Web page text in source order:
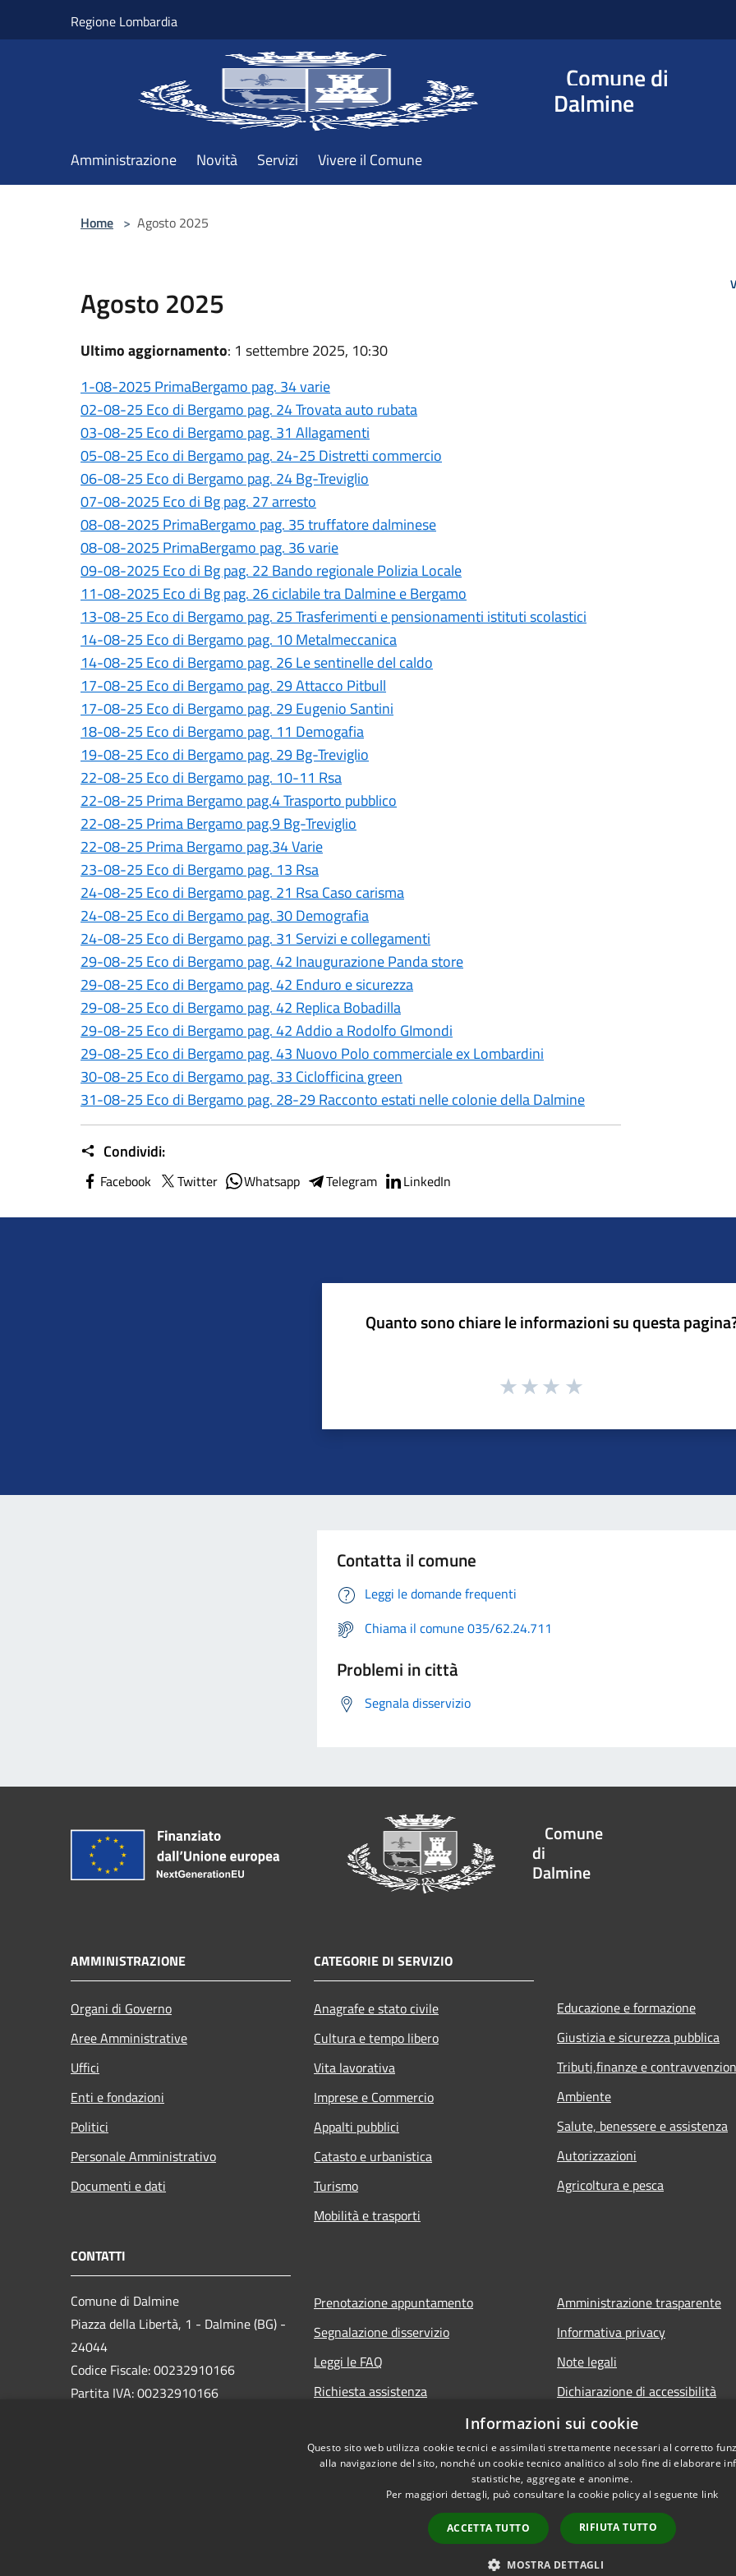
Regione Lombardia
Comune di
Dalmine
Amministrazione Novità Servizi Vivere il Comune
Home > Agosto 2025
Agosto 2025
Ultimo aggiornamento: 1 settembre 2025, 10:30
1-08-2025 PrimaBergamo pag. 34 varie
02-08-25 Eco di Bergamo pag. 24 Trovata auto rubata
03-08-25 Eco di Bergamo pag. 31 Allagamenti
05-08-25 Eco di Bergamo pag. 24-25 Distretti commercio
06-08-25 Eco di Bergamo pag. 24 Bg-Treviglio
07-08-2025 Eco di Bg pag. 27 arresto
08-08-2025 PrimaBergamo pag. 35 truffatore dalminese
08-08-2025 PrimaBergamo pag. 36 varie
09-08-2025 Eco di Bg pag. 22 Bando regionale Polizia Locale
11-08-2025 Eco di Bg pag. 26 ciclabile tra Dalmine e Bergamo
13-08-25 Eco di Bergamo pag. 25 Trasferimenti e pensionamenti istituti scolastici
14-08-25 Eco di Bergamo pag. 10 Metalmeccanica
14-08-25 Eco di Bergamo pag. 26 Le sentinelle del caldo
17-08-25 Eco di Bergamo pag. 29 Attacco Pitbull
17-08-25 Eco di Bergamo pag. 29 Eugenio Santini
18-08-25 Eco di Bergamo pag. 11 Demogafia
19-08-25 Eco di Bergamo pag. 29 Bg-Treviglio
22-08-25 Eco di Bergamo pag. 10-11 Rsa
22-08-25 Prima Bergamo pag.4 Trasporto pubblico
22-08-25 Prima Bergamo pag.9 Bg-Treviglio
22-08-25 Prima Bergamo pag.34 Varie
23-08-25 Eco di Bergamo pag. 13 Rsa
24-08-25 Eco di Bergamo pag. 21 Rsa Caso carisma
24-08-25 Eco di Bergamo pag. 30 Demografia
24-08-25 Eco di Bergamo pag. 31 Servizi e collegamenti
29-08-25 Eco di Bergamo pag. 42 Inaugurazione Panda store
29-08-25 Eco di Bergamo pag. 42 Enduro e sicurezza
29-08-25 Eco di Bergamo pag. 42 Replica Bobadilla
29-08-25 Eco di Bergamo pag. 42 Addio a Rodolfo GImondi
29-08-25 Eco di Bergamo pag. 43 Nuovo Polo commerciale ex Lombardini
30-08-25 Eco di Bergamo pag. 33 Ciclofficina green
31-08-25 Eco di Bergamo pag. 28-29 Racconto estati nelle colonie della Dalmine
Condividi:
Facebook Twitter Whatsapp Telegram LinkedIn
Quanto sono chiare le informazioni su questa
Contatta il comune
Leggi le domande frequenti
Chiama il comune 035/62.24.711
Problemi in città
Segnala disservizio
Comune
di
Dalmine
AMMINISTRAZIONE
Organi di Governo
Aree Amministrative
Uffici
Enti e fondazioni
Politici
Personale Amministrativo
Documenti e dati
CATEGORIE DI SERVIZIO
Anagrafe e stato civile
Cultura e tempo libero
Vita lavorativa
Imprese e Commercio
Appalti pubblici
Catasto e urbanistica
Turismo
Mobilità e trasporti
Educazione e formazione
Giustizia e sicurezza pubblica
Tributi,finanze e
Ambiente
Salute, benessere e assistenza
Autorizzazioni
Agricoltura e pesca
CONTATTI
Comune di Dalmine
Piazza della Libertà, 1 - Dalmine (BG) -
24044
Codice Fiscale: 00232910166
Partita IVA: 00232910166
Prenotazione appuntamento
Segnalazione disservizio
Leggi le FAQ
Richiesta assistenza
Amministrazione trasparente
Informativa privacy
Note legali
Dichiarazione di accessibilità
Piano di miglioramento del sito
Copyright © 2026 • Comune
Informazioni sui cookie
Questo sito web utilizza cookie tecnici e assimilati strettamente necessari al corretto
alla navigazione del sito, nonché un cookie tecnico analitico al solo fine di elaborare
statistiche, aggregate e anonime.
Per maggiori dettagli, può consultare la cookie policy al seguente link
ACCETTA TUTTO RIFIUTA TUTTO
MOSTRA DETTAGLI